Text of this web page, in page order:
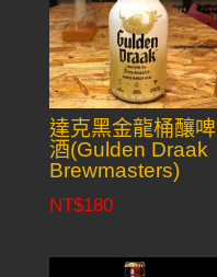
達克黑金龍桶釀啤
酒(Gulden Draak
Brewmasters)
NT$180